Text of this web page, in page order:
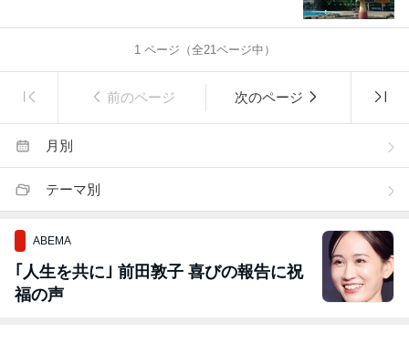
1ページ（全21ページ中）
前のページ 次のページ
月別
テーマ別
ABEMA
｢人生を共に｣ 前田敦子 喜びの報告に祝
福の声